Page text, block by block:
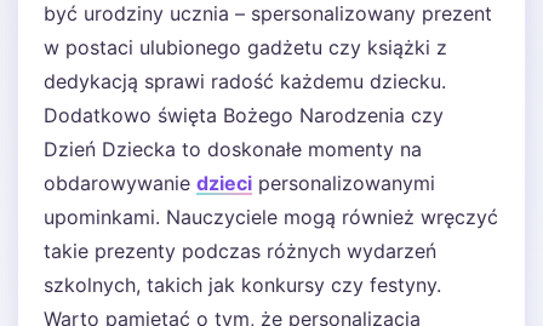
być urodziny ucznia – spersonalizowany prezent
w postaci ulubionego gadżetu czy książki z
dedykacją sprawi radość każdemu dziecku.
Dodatkowo święta Bożego Narodzenia czy
Dzień Dziecka to doskonałe momenty na
obdarowywanie dzieci personalizowanymi
upominkami. Nauczyciele mogą również wręczyć
takie prezenty podczas różnych wydarzeń
szkolnych, takich jak konkursy czy festyny.
Warto pamiętać o tym, że personalizacja